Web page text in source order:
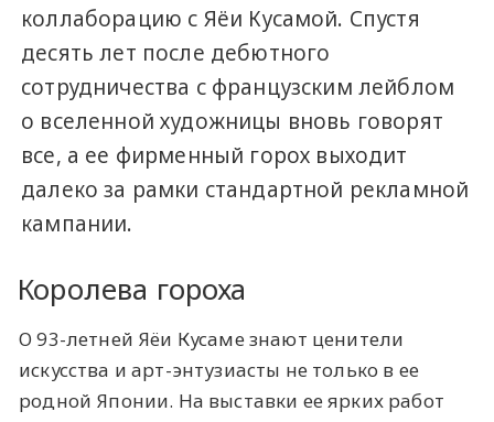
коллаборацию с Яёи Кусамой. Спустя
десять лет после дебютного
сотрудничества с французским лейблом
о вселенной художницы вновь говорят
все, а ее фирменный горох выходит
далеко за рамки стандартной рекламной
кампании.
Королева гороха
О 93-летней Яёи Кусаме знают ценители
искусства и арт-энтузиасты не только в ее
родной Японии. На выставки ее ярких работ